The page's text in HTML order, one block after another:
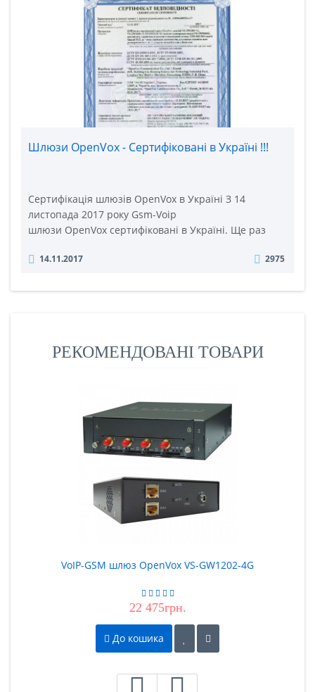
по IP мереж ( «інтернету»). Якісне та продуктивне
управління компанією на сьогоднішній день важко
Шлюзи OpenVox - Сертифіковані в Україні !!!
Сертифікація шлюзів OpenVox в Україні З 14
листопада 2017 року Gsm-Voip
шлюзи OpenVox сертифіковані в Україні. Ще раз
своєю надійністю і на більшість обладнання
підтримують від 2 до 44 Gsm каналів (від 2 до 44 Сім
14.11.2017 2975
РЕКОМЕНДОВАНІ ТОВАРИ
VoIP-GSM шлюз OpenVox VS-GW1202-4G
22 475грн.
До кошика